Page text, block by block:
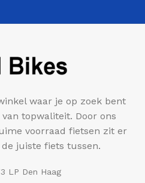
waar je op zoek bent
topwaliteit. Door ons
voorraad fietsen zit er
juiste fiets tussen.
LP Den Haag